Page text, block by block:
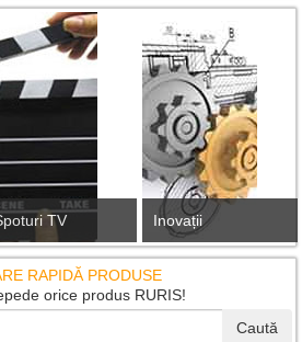
TV Inovații
RAPIDĂ PRODUSE
orice produs RURIS!
Caută